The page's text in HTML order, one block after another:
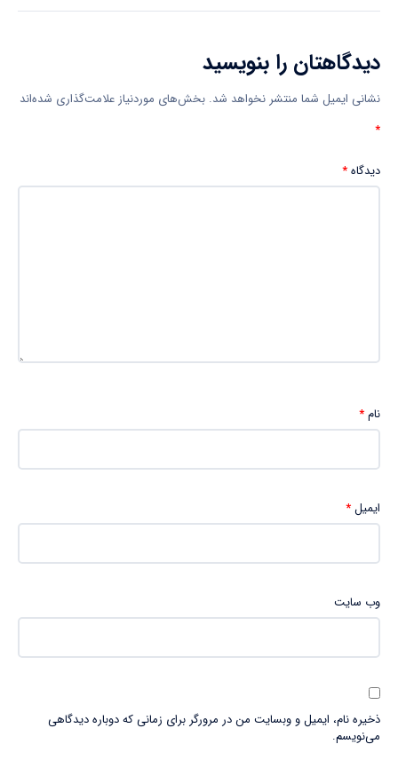
دیدگاهتان را بنویسید
نشانی ایمیل شما منتشر نخواهد شد. بخش‌های موردنیاز علامت‌گذاری شده‌اند
*
دیدگاه*
نام*
ایمیل*
وب‌ سایت
ذخیره نام، ایمیل و وبسایت من در مرورگر برای زمانی که دوباره دیدگاهی
می‌نویسم.